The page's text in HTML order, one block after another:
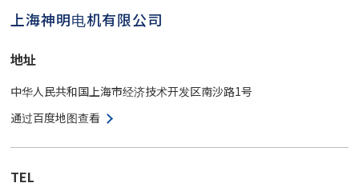
上海神明电机有限公司
地址
中华人民共和国上海市经济技术开发区南沙路1号
通过百度地图查看
TEL